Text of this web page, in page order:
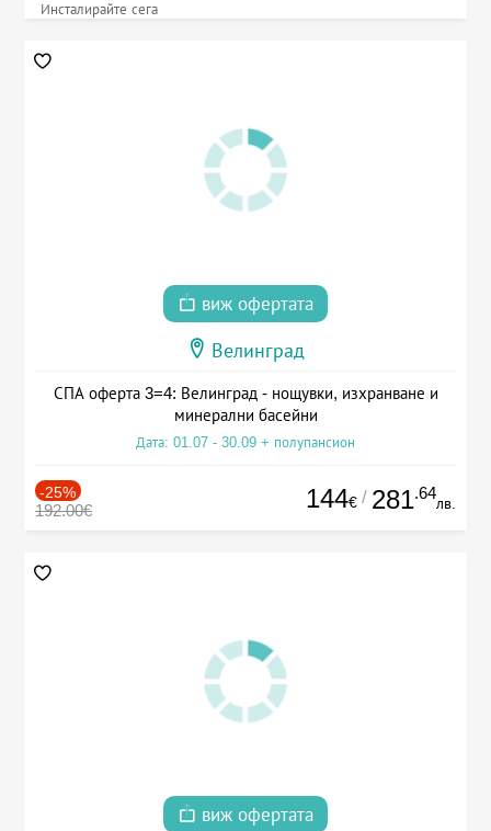
Инсталирайте сега
виж офертата
Велинград
СПА оферта 3=4: Велинград - нощувки, изхранване и
минерални басейни
Дата: 01.07 - 30.09 + полупансион
-25%
192.00€ 144€ / 281.64
лв.
виж офертата